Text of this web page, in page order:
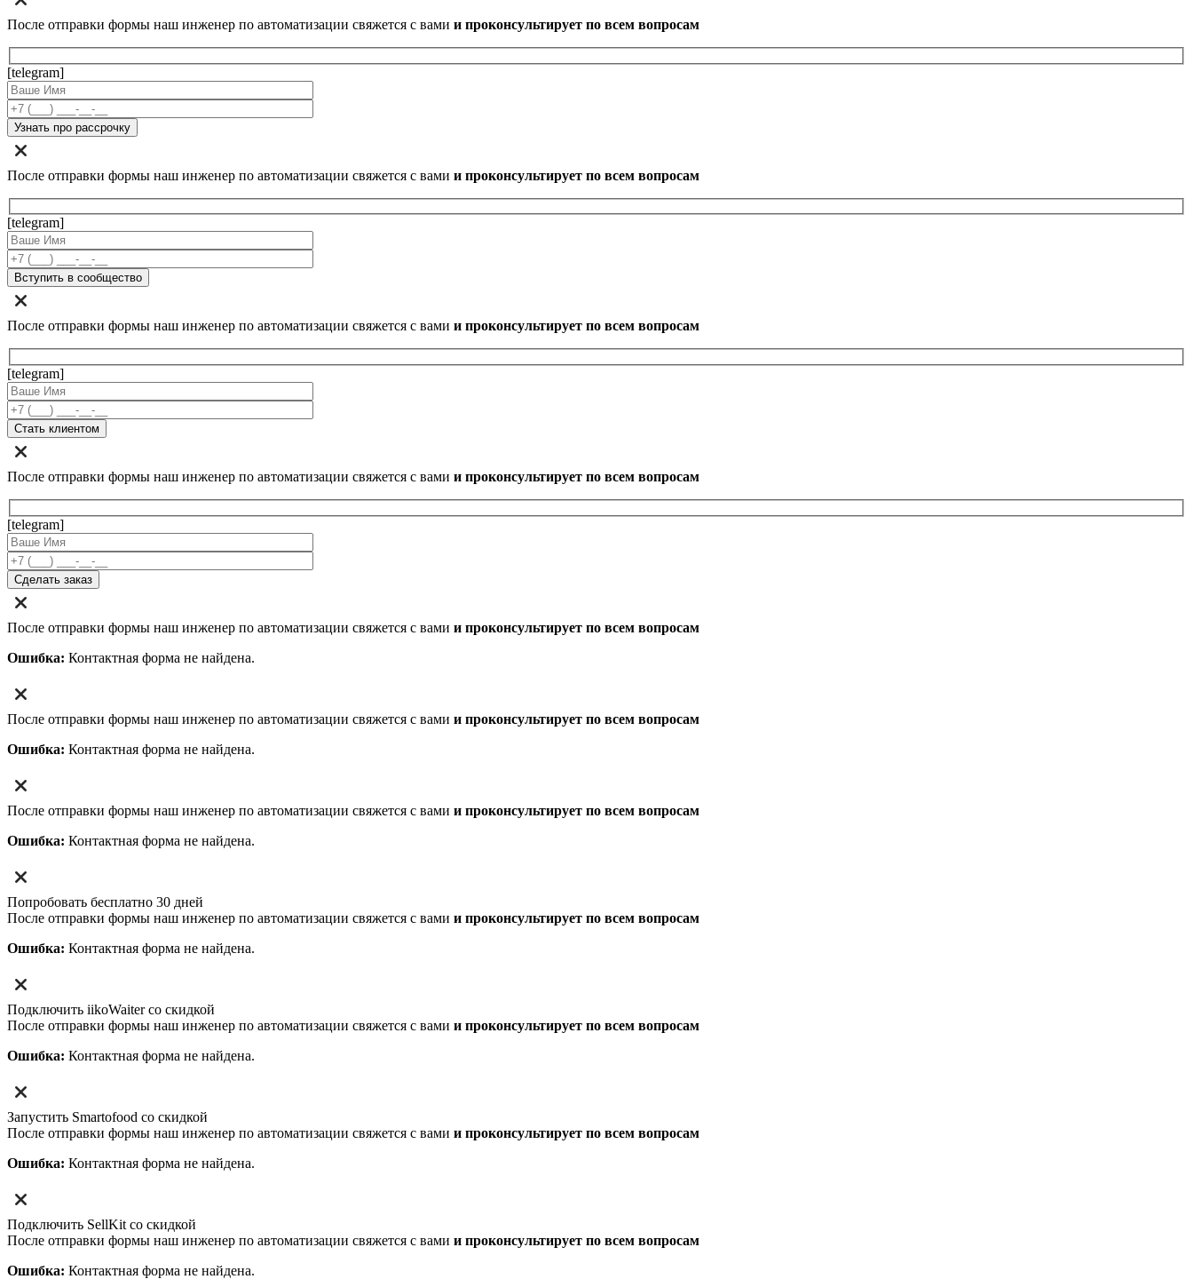
После отправки формы наш инженер по автоматизации свяжется с вами и проконсультирует по всем вопросам
[telegram]
После отправки формы наш инженер по автоматизации свяжется с вами и проконсультирует по всем вопросам
[telegram]
После отправки формы наш инженер по автоматизации свяжется с вами и проконсультирует по всем вопросам
[telegram]
После отправки формы наш инженер по автоматизации свяжется с вами и проконсультирует по всем вопросам
[telegram]
После отправки формы наш инженер по автоматизации свяжется с вами и проконсультирует по всем вопросам
Ошибка: Контактная форма не найдена.
После отправки формы наш инженер по автоматизации свяжется с вами и проконсультирует по всем вопросам
Ошибка: Контактная форма не найдена.
После отправки формы наш инженер по автоматизации свяжется с вами и проконсультирует по всем вопросам
Ошибка: Контактная форма не найдена.
Попробовать бесплатно 30 дней
После отправки формы наш инженер по автоматизации свяжется с вами и проконсультирует по всем вопросам
Ошибка: Контактная форма не найдена.
Подключить iikoWaiter со скидкой
После отправки формы наш инженер по автоматизации свяжется с вами и проконсультирует по всем вопросам
Ошибка: Контактная форма не найдена.
Запустить Smartofood со скидкой
После отправки формы наш инженер по автоматизации свяжется с вами и проконсультирует по всем вопросам
Ошибка: Контактная форма не найдена.
Подключить SellKit со скидкой
После отправки формы наш инженер по автоматизации свяжется с вами и проконсультирует по всем вопросам
Ошибка: Контактная форма не найдена.